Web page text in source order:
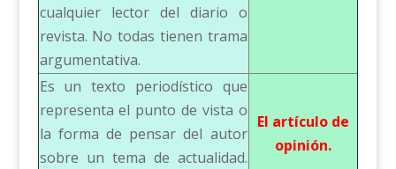
cualquier lector del diario o
revista. No todas tienen trama
argumentativa.
Es un texto periodístico que
representa el punto de vista o
la forma de pensar del autor
sobre un tema de actualidad.
El artículo de
opinión.